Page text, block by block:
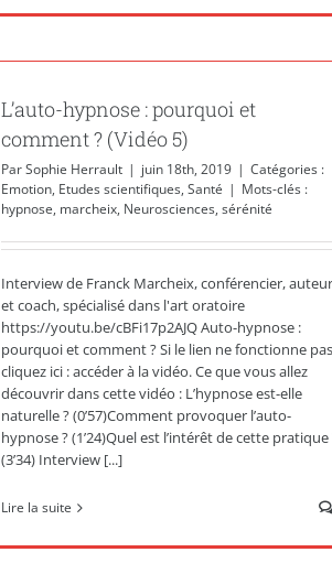
L’auto-hypnose : pourquoi et
comment ? (Vidéo 5)
ParSophie Herrault | juin 18th, 2019 | Catégories :
Emotion, Etudes scientifiques, Santé | Mots-clés :
hypnose, marcheix, Neurosciences, sérénité
Interview de Franck Marcheix, conférencier, auteur
et coach, spécialisé dans l'art oratoire
https://youtu.be/cBFi17p2AJQ Auto-hypnose :
pourquoi et comment ? Si le lien ne fonctionne
cliquez ici : accéder à la vidéo. Ce que vous allez
découvrir dans cette vidéo : L’hypnose est-elle
naturelle ? (0’57)Comment provoquer l’auto-
hypnose ? (1’24)Quel est l’intérêt de cette pratique
(3’34) Interview [...]
Lire la suite